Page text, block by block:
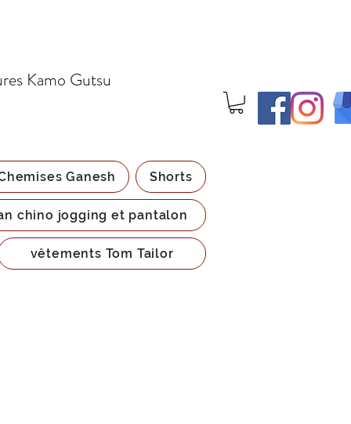
Kamo Gutsu
Ganesh Shorts
chino jogging et pantalon
vêtements Tom Tailor